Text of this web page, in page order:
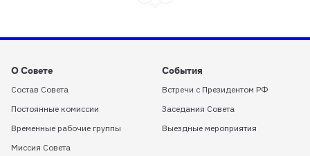
О Совете
Состав Совета
Постоянные комиссии
Временные рабочие группы
Миссия Совета
События
Встречи с Президентом РФ
Заседания Совета
Выездные мероприятия